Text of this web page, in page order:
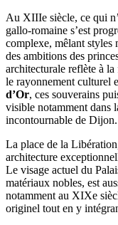
Au XIIIe siècle, ce qui
gallo-romaine s’est
complexe, mêlant styles
des ambitions des
architecturale reflète à
le rayonnement culturel
d’Or, ces souverains
visible notamment dans
incontournable de Dijon.
La place de la
architecture
Le visage actuel du
matériaux nobles, est
notamment au XIXe
originel tout en y